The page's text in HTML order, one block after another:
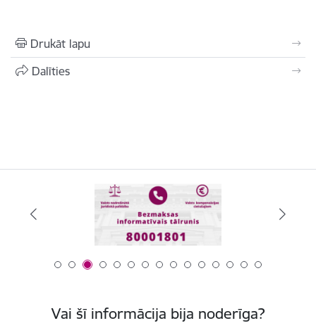
Drukāt lapu
Dalīties
Vai šī informācija bija noderīga?